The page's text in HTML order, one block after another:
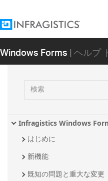
Windows Forms| ヘルプ
検
索
Infragistics Windows
はじめに
新機能
既知の問題と重大な変更